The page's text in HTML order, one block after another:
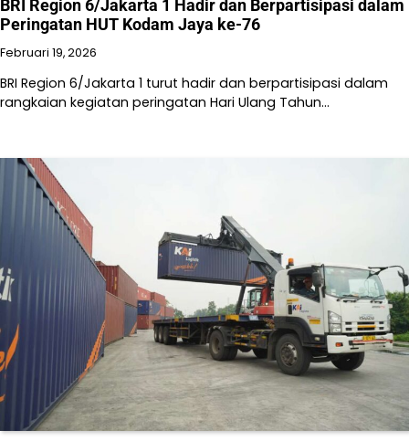
BRI Region 6/Jakarta 1 Hadir dan Berpartisipasi dalam
Peringatan HUT Kodam Jaya ke-76
Februari 19, 2026
BRI Region 6/Jakarta 1 turut hadir dan berpartisipasi dalam
rangkaian kegiatan peringatan Hari Ulang Tahun…